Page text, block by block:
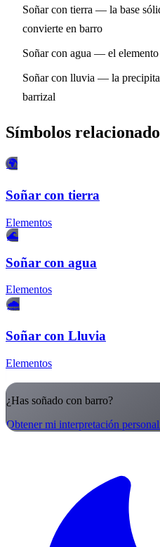
Soñar con tierra — la base
convierte en barro
Soñar con agua — el elemento
Soñar con lluvia — la
barrizal
Símbolos
🌍
Soñar con tierra
Elementos
🌊
Soñar con agua
Elementos
🌧️
Soñar con Lluvia
Elementos
¿Has soñado con barro?
Obtener mi interpretación